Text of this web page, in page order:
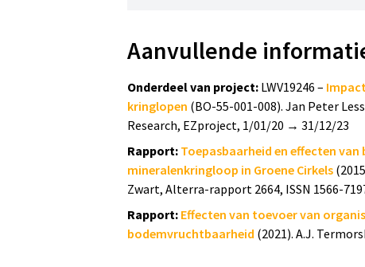
Doel project
De effecten van plantaardig digistaat op
gewasopbrengst bepalen en op deze
meststoffen.
Methode
Literatuurstudie, een incubatie- en
Opzet experimenten
Aanvullende
Onderdeel van project: LWV19246 –
kringlopen (BO-55-001-008). Jan Peter
Research, EZproject, 1/01/20 → 31/12/23
Rapport: Toepasbaarheid en effecten
mineralenkringloop in Groene Cirkels
Zwart, Alterra-rapport 2664, ISSN 1566-
Rapport: Effecten van toevoer van
bodemvruchtbaarheid (2021). A.J.